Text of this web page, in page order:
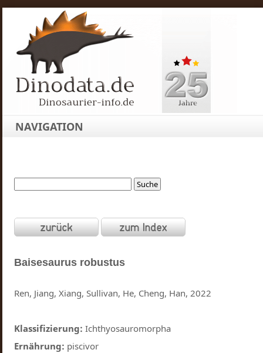
NAVIGATION
Baisesaurus robustus
Ren, Jiang, Xiang, Sullivan, He, Cheng, Han​, 2022
Klassifizierung: Ichthyosauromorpha
Ernährung: piscivor